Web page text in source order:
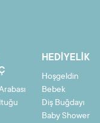
HEDIYELIK
Hoşgeldin
Bebek
Diş Buğdayı
Baby Shower